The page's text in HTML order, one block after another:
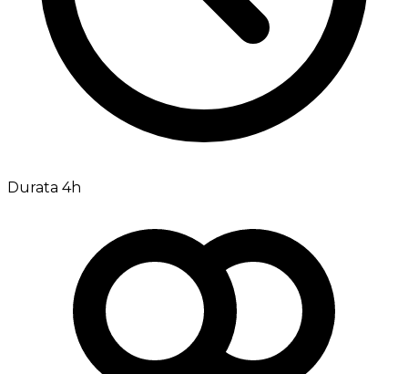
Durata 4h